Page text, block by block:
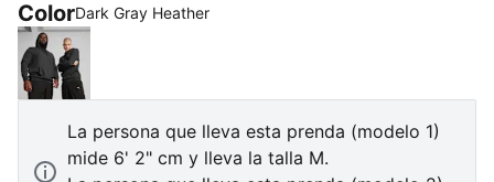
ColorDark Gray Heather
Dark Gray Heather
La persona que lleva esta prenda (modelo 1)
mide 6' 2" cm y lleva la talla M.